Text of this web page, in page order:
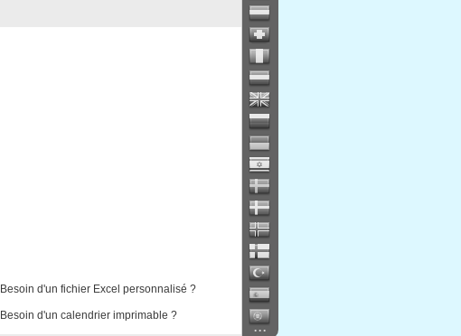
Besoin d'un fichier Excel personnalisé ?
Besoin d'un calendrier imprimable ?
...